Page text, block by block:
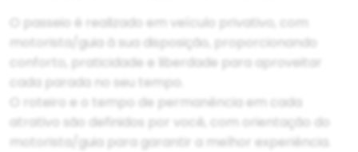
O passeio é realizado em veículo privativo, com
motorista/guia à sua disposição, proporcionando
conforto, praticidade e liberdade para aproveitar
cada parada no seu tempo.
O roteiro e o tempo de permanência em cada
atrativo são definidos por você, com orientação do
motorista/guia para garantir a melhor experiência.